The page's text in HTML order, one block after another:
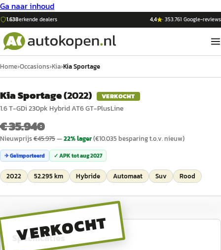
Ga naar inhoud
1.638erkende dealers 4,4 ·353.761 Google-reviews
Home›Occasions›Kia›Kia Sportage
Kia Sportage(2022) VERKOCHT
1.6 T-GDi 230pk Hybrid AT6 GT-PlusLine
€ 35.940
Nieuwprijs€45.975—22% lager(€10.035 besparing t.o.v. nieuw)
✈ Geïmporteerd ✓ APK totaug 2027
2022 52.295 km Hybride Automaat Suv Rood
VERKOCHT
Specificaties